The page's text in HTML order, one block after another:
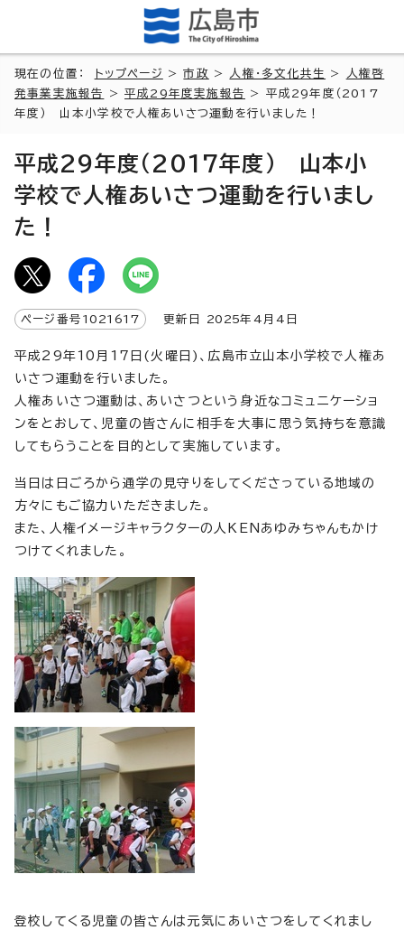
現在の位置： トップページ >市政 > 人権・多文化共生 >
人権啓
発事業実施報告
>平成29年度実施報告
> 平成29年度（2017
年度） 山本小学校で人権あいさつ運動を行いました！
平成29年度（2017年度） 山本小
学校で人権あいさつ運動を行いまし
た！
ページ番号 1021617 更新日 2025年4月4日
平成29年10月17日(火曜日)、広島市立山本小学校で人権あ
いさつ運動を行いました。
人権あいさつ運動は、あいさつという身近なコミュニケーショ
ンをとおして、児童の皆さんに相手を大事に思う気持ちを意識
してもらうことを目的として実施しています。
当日は日ごろから通学の見守りをしてくださっている地域の
方々にもご協力いただきました。
また、人権イメージキャラクターの人KENあゆみちゃんもかけ
つけてくれました。
登校してくる児童の皆さんは元気にあいさつをしてくれまし